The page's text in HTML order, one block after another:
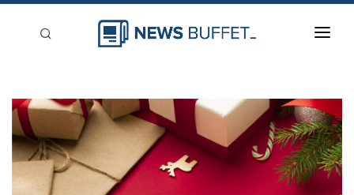
新聞稿分類
登入
刊登